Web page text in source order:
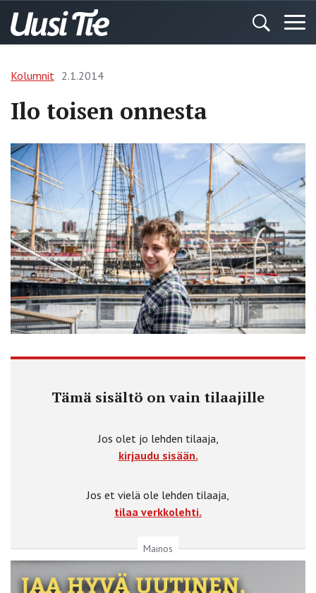
Kolumnit 2.1.2014
Ilo toisen onnesta
Tämä sisältö on vain tilaajille
Jos olet jo lehden tilaaja,
kirjaudu sisään.
Jos et vielä ole lehden tilaaja,
tilaa verkkolehti.
Mainos